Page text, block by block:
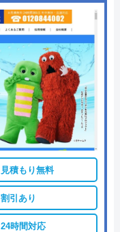
見積もり無料
割引あり
24時間対応